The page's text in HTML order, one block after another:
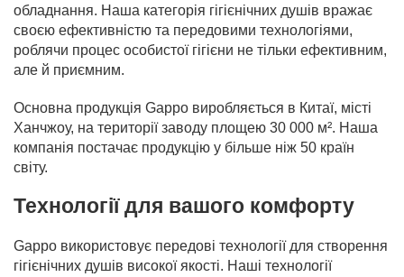
обладнання. Наша категорія гігієнічних душів вражає
своєю ефективністю та передовими технологіями,
роблячи процес особистої гігієни не тільки ефективним,
але й приємним.
Основна продукція Gappo виробляється в Китаї, місті
Ханчжоу, на території заводу площею 30 000 м². Наша
компанія постачає продукцію у більше ніж 50 країн
світу.
Технології для вашого комфорту
Gappo використовує передові технології для створення
гігієнічних душів високої якості. Наші технології